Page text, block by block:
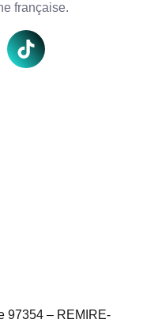
française.
97354 – REMIRE-